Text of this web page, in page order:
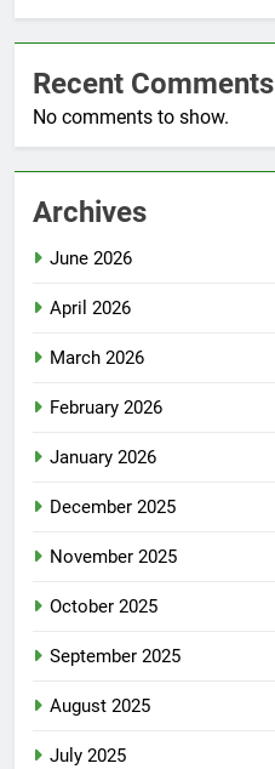
Recent Comments
No comments to show.
Archives
June 2026
April 2026
March 2026
February 2026
January 2026
December 2025
November 2025
October 2025
September 2025
August 2025
July 2025